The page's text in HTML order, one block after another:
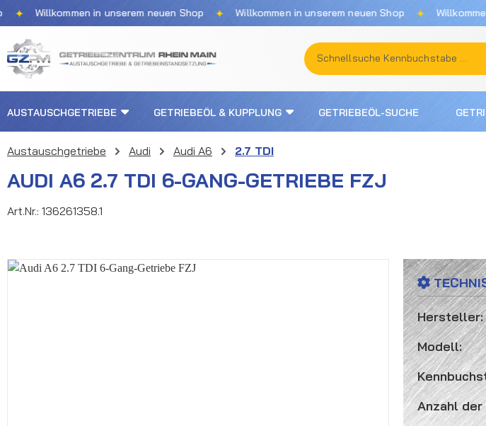
Hauptinhalt springen
Zur Suche springen
Zur Hauptnavigation springen
in unserem neuen Shop ✦ Willkommen in unserem neuen Shop ✦ Willkommen in
AUSTAUSCHGETRIEBE GETRIEBEÖL & KUPPLUNG GETRIEBEÖL-SUCHE
Austauschgetriebe Audi Audi A6 2.7 TDI
AUDI A6 2.7 TDI 6-GANG-GETRIEBE FZJ
Art.Nr.: 136261358.1
Bildergalerie überspringen
Hersteller:
Modell:
Anzahl der